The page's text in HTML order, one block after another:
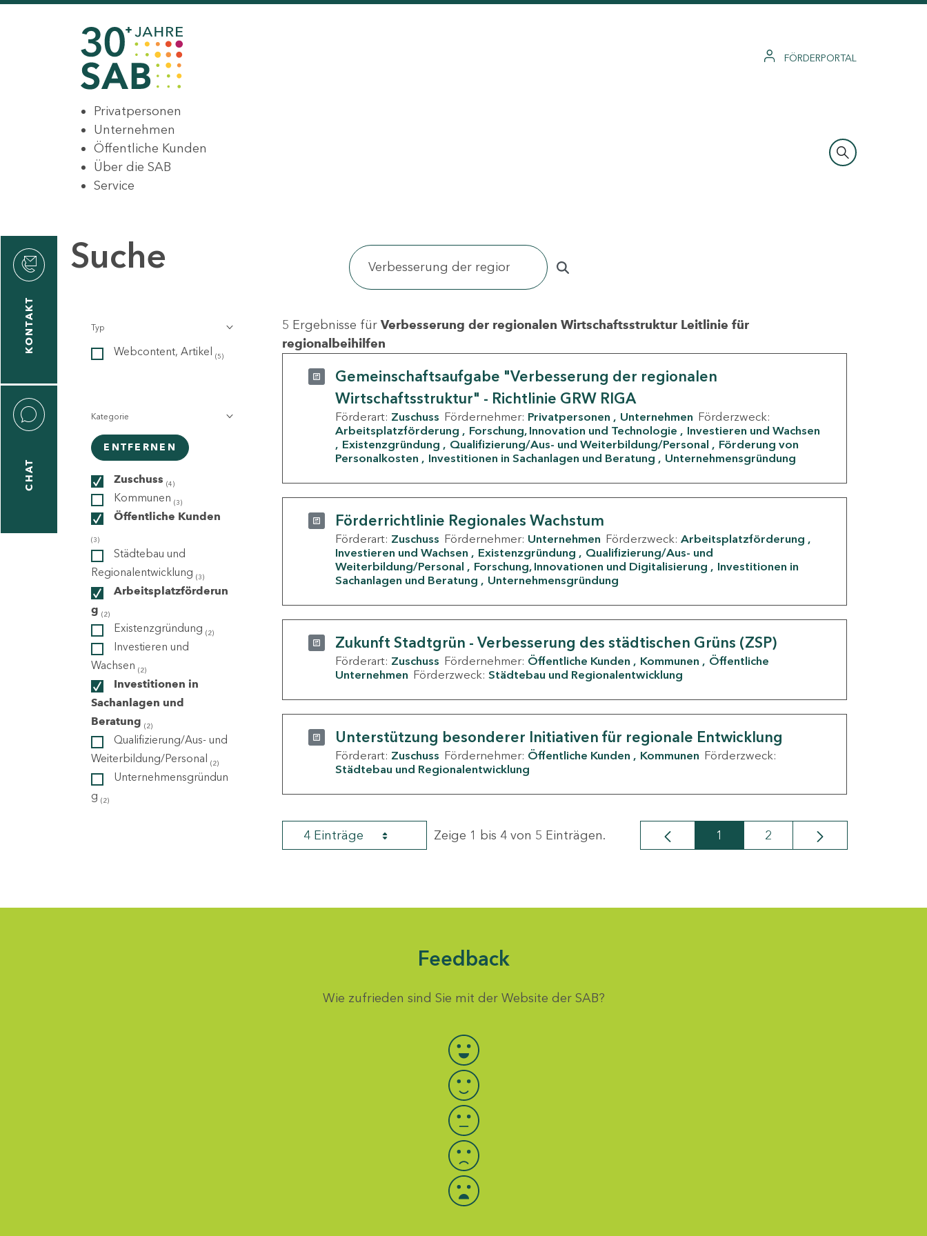
FÖRDERPORTAL
Privatpersonen
Unternehmen
Öffentliche Kunden
Über die SAB
Service
KONTAKT
CHAT
Suche
Typ
Webcontent, Artikel (5)
Kategorie
ENTFERNEN
Zuschuss (4)
Kommunen (3)
Öffentliche Kunden
(3)
Städtebau und
Regionalentwicklung (3)
Arbeitsplatzförderun
g (2)
Existenzgründung (2)
Investieren und
Wachsen (2)
Investitionen in
Sachanlagen und
Beratung (2)
Qualifizierung/Aus- und
Weiterbildung/Personal (2)
Unternehmensgründun
g (2)
5 Ergebnisse für Verbesserung der regionalen Wirtschaftsstruktur Leitlinie für
regionalbeihilfen
Gemeinschaftsaufgabe "Verbesserung der regionalen
Wirtschaftsstruktur" - Richtlinie GRW RIGA
Förderart: Zuschuss Fördernehmer: Privatpersonen Unternehmen Förderzweck:
Arbeitsplatzförderung
Forschung, Innovation und Technologie
Investieren und Wachsen
Existenzgründung
Qualifizierung/Aus- und Weiterbildung/Personal
Förderung von
Personalkosten
Investitionen in Sachanlagen und Beratung Unternehmensgründung
Förderrichtlinie Regionales Wachstum
Förderart: Zuschuss Fördernehmer: Unternehmen Förderzweck: Arbeitsplatzförderung
Investieren und Wachsen
Existenzgründung
Qualifizierung/Aus- und
Weiterbildung/Personal
Forschung, Innovationen und Digitalisierung
Investitionen in
Sachanlagen und Beratung
Unternehmensgründung
Zukunft Stadtgrün - Verbesserung des städtischen Grüns (ZSP)
Förderart: Zuschuss Fördernehmer: Öffentliche Kunden Kommunen
Öffentliche
Unternehmen Förderzweck: Städtebau und Regionalentwicklung
Unterstützung besonderer Initiativen für regionale Entwicklung
Förderart: Zuschuss Fördernehmer: Öffentliche Kunden Kommunen Förderzweck:
Städtebau und Regionalentwicklung
4 Einträge Zeige 1 bis 4 von 5 Einträgen. Seite
1 Seite
2
Feedback
Wie zufrieden sind Sie mit der Website der SAB?
Bewertung auswählen